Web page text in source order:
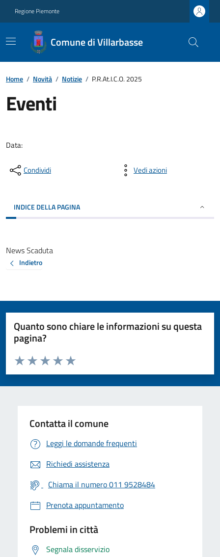
Regione Piemonte
Comune di Villarbasse
Home / Novità / Notizie / P.R.At.I.C.O. 2025
Eventi
Data:
Condividi Vedi azioni
INDICE DELLA PAGINA
News Scaduta
Indietro
Quanto sono chiare le informazioni su questa
pagina?
Valuta da 1 a 5 stelle la pagina
Valuta 5 stelle su 5
Valuta 4 stelle su 5
Valuta 3 stelle su 5
Valuta 2 stelle su 5
Valuta 1 stelle su 5
Contatta il comune
Leggi le domande frequenti
Richiedi assistenza
Chiama il numero 011 9528484
Prenota appuntamento
Problemi in città
Segnala disservizio